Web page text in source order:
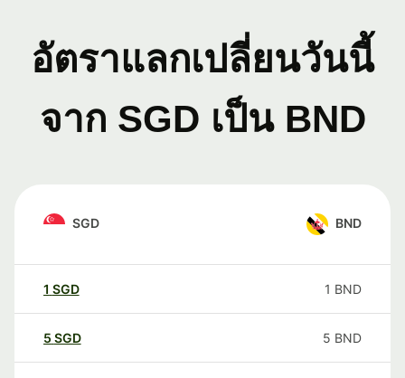
อัตราแลกเปลี่ยนวันนี้
จาก SGD เป็น BND
SGD BND
1 SGD 1 BND
5 SGD 5 BND